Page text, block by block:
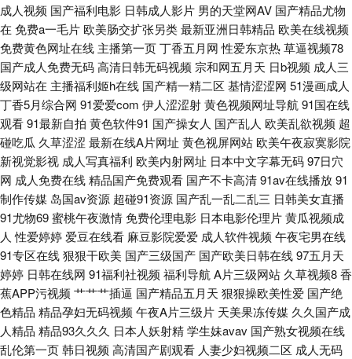
在线不卡 91精品论坛 美女91网站 亚洲黄色免费网址 91真人视频 国产精品
探花少妇 玖玖精品网 亚洲性爱精品 超碰碰人妻 韩国三级入口 欧美在线撸视
频 偷拍视频网址导航 91视频官网社区 伊人1024 国产传媒性爱电影 欧美人
妖内射 91入口不用下 精品国产区久久 欧美伊人大香蕉 日韩殴美 97超碰亚洲
天堂 福利偶偶 日韩黄色大片 91成全免费看 草逼网123 韩国福利一区 五月花
导航 97资源站超碰 国产精品久草福利 欧亚美日一级片 午夜AV影院 超碰精
品久久 另类国产在线 色图另类欧美 69热9 韩国美女操逼视频 人妖先锋影音
91色伦 超碰天堂网 男人天堂导航 熟女精品一区二区 91无码青久 国产馆外遇
欧美日韩ab片 人妻伊人大香蕉 另类专区欧美 九九热只有精品 午夜无码av网
成人视频 国产福利电影 日韩成人影片 男的天堂网AV 国产精品尤物
在 免费a一毛片 欧美肠交扩张另类最新亚洲日韩精品 欧美在线视频
免费黄色网址在线 主播第一页丁香五月网 性爱东京热草逼视频78
国产成人免费无码高清日韩无码视频 宗和网五月天 日b视频 成人三
级网站在 主播福利姬h在线 国产精一精二区 基情涩涩网 51漫画成人
丁香5月综合网 91爱爱com 伊人涩涩射黄色视频网址导航 91国在线
观看91最新自拍 黄色软件91 国产操女人 国产乱人 欧美乱欲视频 超
碰吃瓜 久草涩涩 最新在线A片网址 黄色视屏网站 欧美午夜寂寞影院
新视觉影视 成人写真福利 欧美内射网址 日本中文字幕无码97日穴
网 成人免费在线精品国产免费观看 国产不卡高清91av在线播放91
制作传媒 岛国av资源 超碰91资源 国产乱一乱二乱三 日韩美女直播
91尤物69蜜桃午夜激情免费伦理电影 日本电影伦理片黄瓜视频成
人 性爱婷婷 爱豆在线看 麻豆影院爱爱 成人软件视频 午夜宅男在线
91专区在线狠狠干欧美 国产三级国产 国产欧美日韩在线97五月天
婷婷 日韩在线网 91福利社视频 福利导航 A片三级网站 久草视频8香
蕉APP污视频 艹艹艹插逼 国产精品五月天 狠狠操欧美性爱 国产绝
色精品 精品孕妇无码视频 午夜A片三级片 天美果冻传媒 久久国产成
人精品 精品93久久久 日本人妖射精学生妹avav 国产熟女视频在线
乱伦第一页韩日视频 高清国产剧观看 人妻少妇视频二区 成人无码